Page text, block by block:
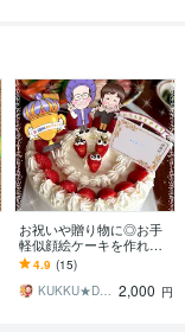
お祝いや贈り物に◎お手
軽似顔絵ケーキを作れま
す 似顔絵ピックで世界に1
つだけのトッピングはい
かがですか
4.9 (15)
KUKKU★DESIGN〜くっく〜 2,000 円